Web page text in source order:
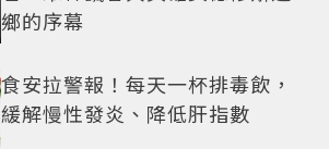
鄉的序幕
食安拉警報！每天一杯排毒飲，
緩解慢性發炎、降低肝指數